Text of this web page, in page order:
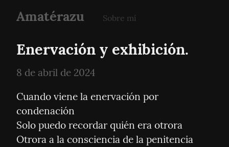
Amatérazu Sobre mí
Enervación y exhibición.
8 de abril de 2024
Cuando viene la enervación por
condenación
Solo puedo recordar quién era otrora
Otrora a la consciencia de la penitencia